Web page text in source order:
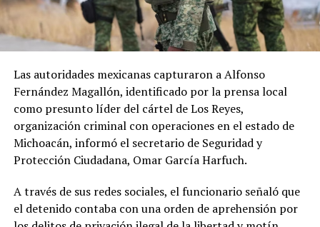
Las autoridades mexicanas capturaron a Alfonso
Fernández Magallón, identificado por la prensa local
como presunto líder del cártel de Los Reyes,
organización criminal con operaciones en el estado de
Michoacán, informó el secretario de Seguridad y
Protección Ciudadana, Omar García Harfuch.
A través de sus redes sociales, el funcionario señaló que
el detenido contaba con una orden de aprehensión por